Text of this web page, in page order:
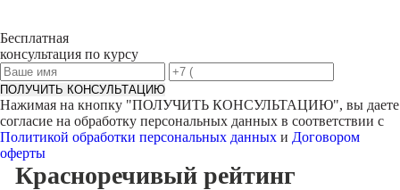
Бесплатная
консультация по курсу
ПОЛУЧИТЬ КОНСУЛЬТАЦИЮ
Нажимая на кнопку "ПОЛУЧИТЬ КОНСУЛЬТАЦИЮ", вы даете
согласие на обработку персональных данных в соответствии с
Политикой обработки персональных данных и Договором
оферты
Красноречивый рейтинг